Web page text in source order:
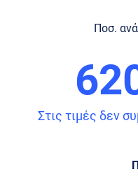
Ποσ.
Στις τιμές δεν